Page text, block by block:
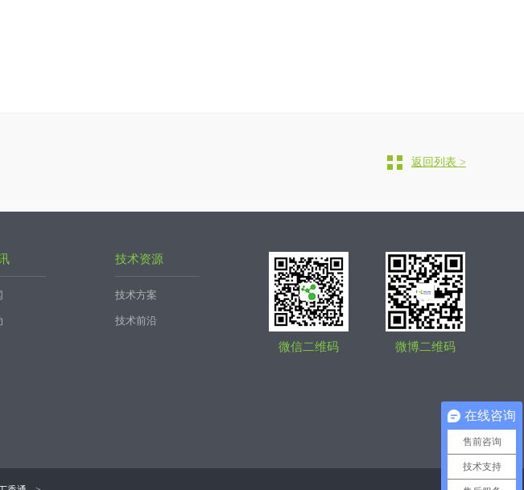
返回列表 >
技术资源
技术方案
技术前沿
微信二维码 微博二维码
在线咨询
售前咨询
技术支持